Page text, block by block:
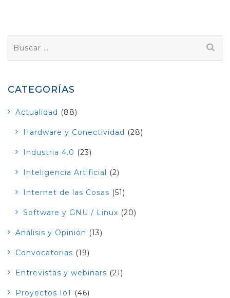
CATEGORÍAS
Actualidad (88)
Hardware y Conectividad (28)
Industria 4.0 (23)
Inteligencia Artificial (2)
Internet de las Cosas (51)
Software y GNU / Linux (20)
Análisis y Opinión (13)
Convocatorias (19)
Entrevistas y webinars (21)
Proyectos IoT (46)